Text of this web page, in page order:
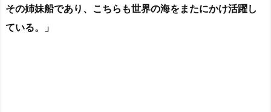
その姉妹船であり、こちらも世界の海をまたにかけ活躍し
ている。」